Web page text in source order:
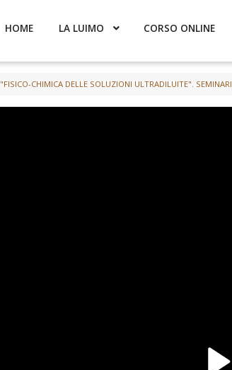
HOME LA LUIMO CORSO ONLINE
"FISICO-CHIMICA DELLE SOLUZIONI ULTRADILUITE".